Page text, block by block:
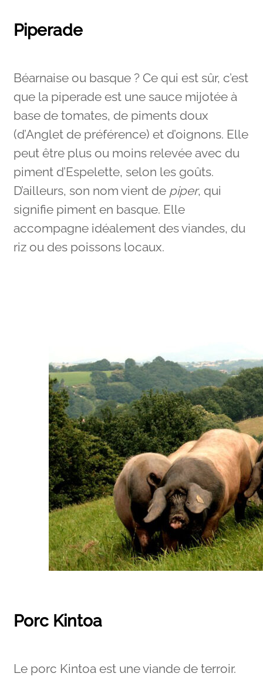
Piperade
Béarnaise ou basque ? Ce qui est sûr, c’est
que la piperade est une sauce mijotée à
base de tomates, de piments doux
(d’Anglet de préférence) et d’oignons. Elle
peut être plus ou moins relevée avec du
piment d’Espelette, selon les goûts.
D’ailleurs, son nom vient de piper, qui
signifie piment en basque. Elle
accompagne idéalement des viandes, du
riz ou des poissons locaux.
Porc Kintoa
Le porc Kintoa est une viande de terroir.